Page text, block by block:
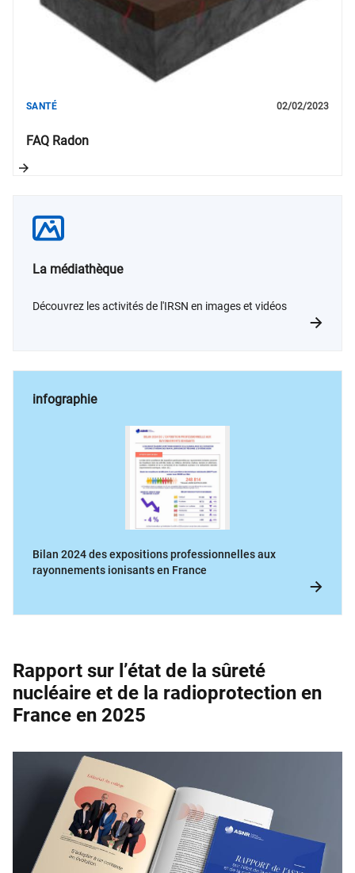
FAQ Radon
SANTÉ 02/02/2023
La médiathèque
Découvrez les activités de l'IRSN en images et vidéos
infographie
Bilan 2024 des expositions professionnelles aux
rayonnements ionisants en France
Rapport sur l’état de la sûreté
nucléaire et de la ­radioprotection en
France en 2025